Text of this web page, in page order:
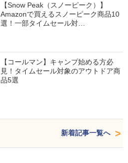
【Snow Peak（スノーピーク）】
Amazonで買えるスノーピーク商品10
選！一部タイムセール対…
【コールマン】キャンプ始める方必
見！タイムセール対象のアウトドア商
品5選
新着記事一覧へ